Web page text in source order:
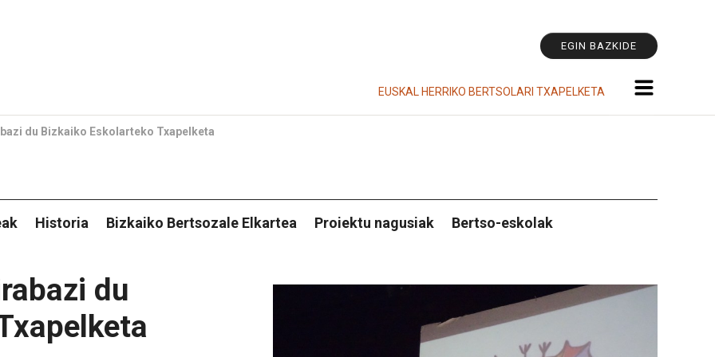
EGIN BAZKIDE
EUSKAL HERRIKO BERTSOLARI TXAPELKETA
du Bizkaiko Eskolarteko Txapelketa
Historia Bizkaiko Bertsozale Elkartea Proiektu nagusiak
Bertso-eskolak
du